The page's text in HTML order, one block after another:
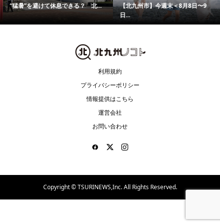
“猛暑”を避けて休息できる？ 北...
【北九州市】今週末＜8月8日〜9
日...
利用規約
プライバシーポリシー
情報提供はこちら
運営会社
お問い合わせ
Copyright ©TSURINEWS,Inc. All Rights Reserved.